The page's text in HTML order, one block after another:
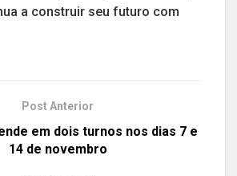
a construir seu futuro com
Post Anterior
em dois turnos nos dias 7 e
14 de novembro